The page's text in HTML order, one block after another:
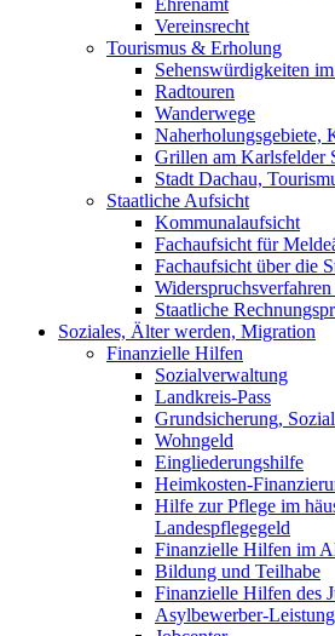
Vereinsrecht
Tourismus & Erholung
Sehenswürdigkeiten
Radtouren
Wanderwege
Naherholungsgebiete,
Grillen am Karlsfelder
Stadt Dachau,
Staatliche Aufsicht
Kommunalaufsicht
Fachaufsicht für
Fachaufsicht über die
Staatliche
Soziales, Älter werden, Migration
Finanzielle Hilfen
Sozialverwaltung
Landkreis-Pass
Grundsicherung,
Wohngeld
Eingliederungshilfe
Heimkosten-
Hilfe zur Pflege im
Landespflegegeld
Finanzielle Hilfen im
Bildung und Teilhabe
Finanzielle Hilfen des
Asylbewerber-